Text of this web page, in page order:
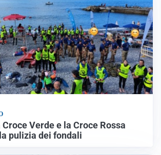
Verde e la Croce Rossa
pulizia dei fondali